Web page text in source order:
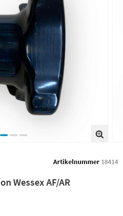
Artikelnummer 18414
Wessex AF/AR